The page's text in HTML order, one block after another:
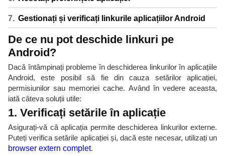
Gestionați și verificați linkurile aplicațiilor Android
De ce nu pot deschide linkuri pe
Android?
Dacă întâmpinați probleme în deschiderea linkurilor în aplicațiile
Android, este posibil să fie din cauza setărilor aplicației,
permisiunilor sau memoriei cache. Având în vedere aceasta,
iată câteva soluții utile:
1. Verificați setările în aplicație
Asigurați-vă că aplicația permite deschiderea linkurilor externe.
Puteți verifica setările aplicației și, dacă este necesar, utilizați un
browser extern complet.